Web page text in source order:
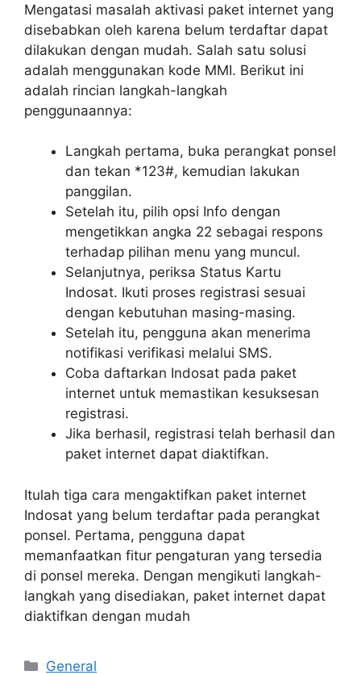
Mengatasi masalah aktivasi paket internet yang
disebabkan oleh karena belum terdaftar dapat
dilakukan dengan mudah. Salah satu solusi
adalah menggunakan kode MMI. Berikut ini
adalah rincian langkah-langkah
penggunaannya:
Langkah pertama, buka perangkat ponsel
dan tekan *123#, kemudian lakukan
panggilan.
Setelah itu, pilih opsi Info dengan
mengetikkan angka 22 sebagai respons
terhadap pilihan menu yang muncul.
Selanjutnya, periksa Status Kartu
Indosat. Ikuti proses registrasi sesuai
dengan kebutuhan masing-masing.
Setelah itu, pengguna akan menerima
notifikasi verifikasi melalui SMS.
Coba daftarkan Indosat pada paket
internet untuk memastikan kesuksesan
registrasi.
Jika berhasil, registrasi telah berhasil dan
paket internet dapat diaktifkan.
Itulah tiga cara mengaktifkan paket internet
Indosat yang belum terdaftar pada perangkat
ponsel. Pertama, pengguna dapat
memanfaatkan fitur pengaturan yang tersedia
di ponsel mereka. Dengan mengikuti langkah-
langkah yang disediakan, paket internet dapat
diaktifkan dengan mudah
Categories
General